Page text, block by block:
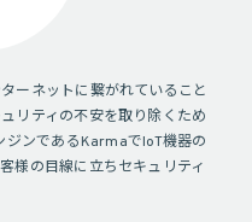
ーネットに繋がれていること
リティの不安を取り除くため
ジンであるKarmaでIoT機器の
様の目線に立ちセキュリティ